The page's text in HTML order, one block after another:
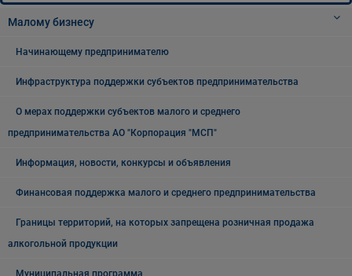
Малому бизнесу
Начинающему предпринимателю
Инфраструктура поддержки субъектов предпринимательства
О мерах поддержки субъектов малого и среднего
предпринимательства АО "Корпорация "МСП"
Информация, новости, конкурсы и объявления
Финансовая поддержка малого и среднего предпринимательства
Границы территорий, на которых запрещена розничная продажа
алкогольной продукции
Муниципальная программа